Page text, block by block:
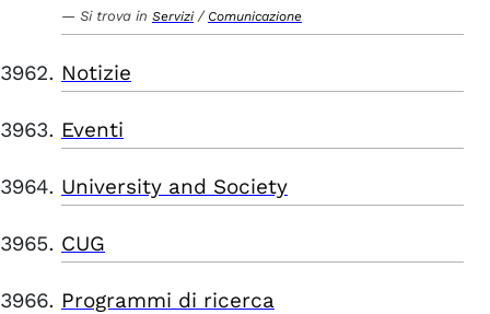
Si trova in Servizi / Comunicazione
Notizie
Eventi
University and Society
CUG
Programmi di ricerca